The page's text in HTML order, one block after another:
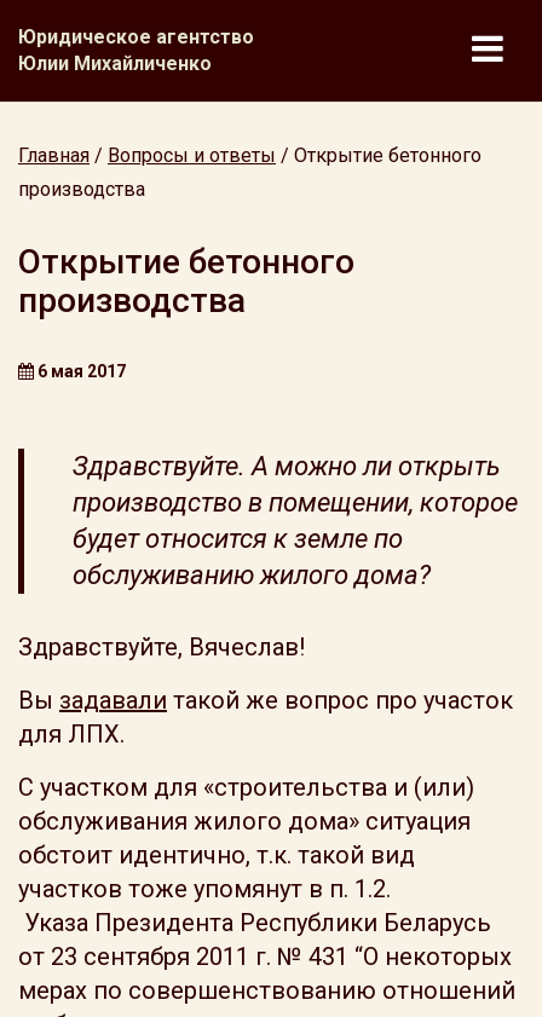
Юридическое агентство
Юлии Михайличенко
Главная / Вопросы и ответы / Открытие бетонного
производства
Открытие бетонного
производства
6 мая 2017
Здравствуйте. А можно ли открыть
производство в помещении, которое
будет относится к земле по
обслуживанию жилого дома?
Здравствуйте, Вячеслав!
Вы задавали такой же вопрос про участок
для ЛПХ.
С участком для «строительства и (или)
обслуживания жилого дома» ситуация
обстоит идентично, т.к. такой вид
участков тоже упомянут в п. 1.2.
Указа Президента Республики Беларусь
от 23 сентября 2011 г. № 431 “О некоторых
мерах по совершенствованию отношений